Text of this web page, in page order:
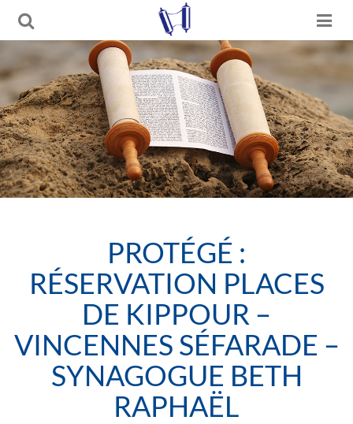
PROTÉGÉ :
RÉSERVATION PLACES
DE KIPPOUR –
VINCENNES SÉFARADE –
SYNAGOGUE BETH
RAPHAËL